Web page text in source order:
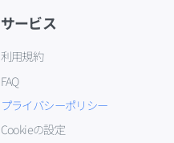
サービス
利用規約
FAQ
プライバシーポリシー
Cookieの設定